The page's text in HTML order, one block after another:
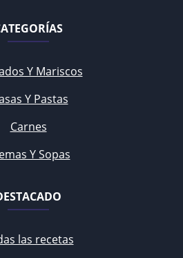
Y Mariscos
Y Pastas
Carnes
Y Sopas
las recetas